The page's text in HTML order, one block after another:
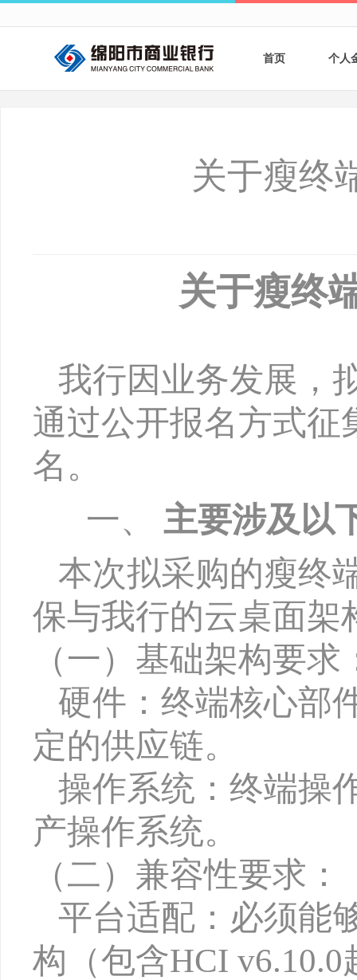
首页 个人
银
财富
关于瘦终
关于瘦终
我行因 业务发展，
通过公开报名方式征
名。
一、 主要涉及以
本次拟采购的瘦终
保与我行的云桌面架
（一） 基础架构要求
硬件：终端核心部
定的供应链。
操作系统：终端操
产操作系统。
（二） 兼容性要求：
平台适配：必须能
构（包含HCI v6.10.0